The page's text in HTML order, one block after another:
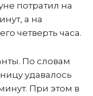
потратил на
а на
четверть часа.
По словам
удавалось
При этом в